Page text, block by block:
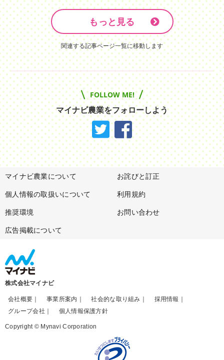
もっと見る
関連する記事ページ一覧に移動します
FOLLOW ME!
マイナビ農業をフォローしよう
マイナビ農業について お詫びと訂正
個人情報の取扱いについて 利用規約
推奨環境 お問い合わせ
広告掲載について
株式会社マイナビ
会社概要 事業所案内 社会的な取り組み
採用情報
グループ会社
個人情報保護方針
Copyright © Mynavi Corporation